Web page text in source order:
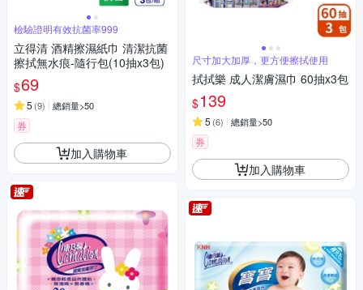
檢驗證明有效抗菌率999
立得清 酒精擦濕紙巾 清潔抗菌
擦拭無水痕-隨行包(10抽x3包)
$69
5 (9) 總銷量>50
券
加入購物車
尺寸加大加厚，更方便擦拭使用
拭拭樂 成人潔膚濕巾 60抽x3包
$139
5 (6) 總銷量>50
券
加入購物車